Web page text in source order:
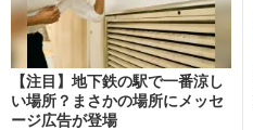
【注目】地下鉄の駅で一番涼し
い場所？まさかの場所にメッセ
ージ広告が登場